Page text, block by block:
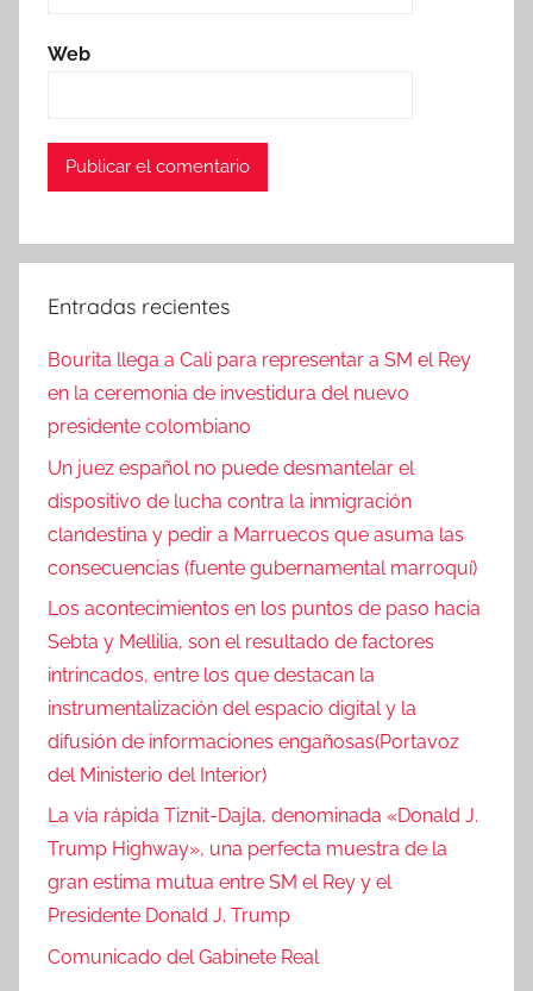
Web
Entradas recientes
Bourita llega a Cali para representar a SM el Rey
en la ceremonia de investidura del nuevo
presidente colombiano
Un juez español no puede desmantelar el
dispositivo de lucha contra la inmigración
clandestina y pedir a Marruecos que asuma las
consecuencias (fuente gubernamental marroquí)
Los acontecimientos en los puntos de paso hacia
Sebta y Mellilia, son el resultado de factores
intrincados, entre los que destacan la
instrumentalización del espacio digital y la
difusión de informaciones engañosas(Portavoz
del Ministerio del Interior)
La vía rápida Tiznit-Dajla, denominada «Donald J.
Trump Highway», una perfecta muestra de la
gran estima mutua entre SM el Rey y el
Presidente Donald J. Trump
Comunicado del Gabinete Real